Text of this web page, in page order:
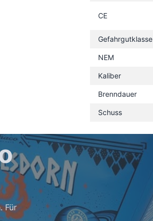
CE
Gefahrgutklasse
NEM
Kaliber
Brenndauer
Schuss
Für